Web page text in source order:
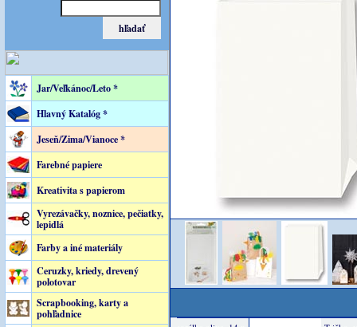
Jar/Veľkánoc/Leto *
Hlavný Katalóg *
Jeseň/Zima/Vianoce *
Farebné papiere
Kreativita s papierom
Vyrezávačky, noznice, pečiatky,
lepidlá
Farby a iné materiály
Ceruzky, kriedy, drevený
polotovar
Scrapbooking, karty a
pohľadnice